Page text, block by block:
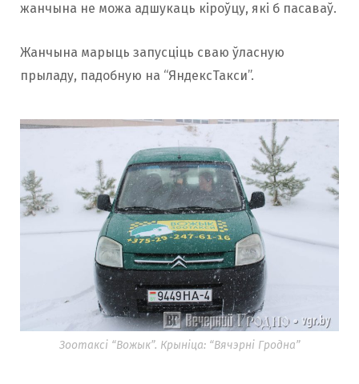
жанчына не можа адшукаць кіроўцу, які б пасаваў.
Жанчына марыць запусціць сваю ўласную
прыладу, падобную на “ЯндексТакси”.
Зоотаксі “Вожык”. Крыніца: “Вячэрні Гродна”